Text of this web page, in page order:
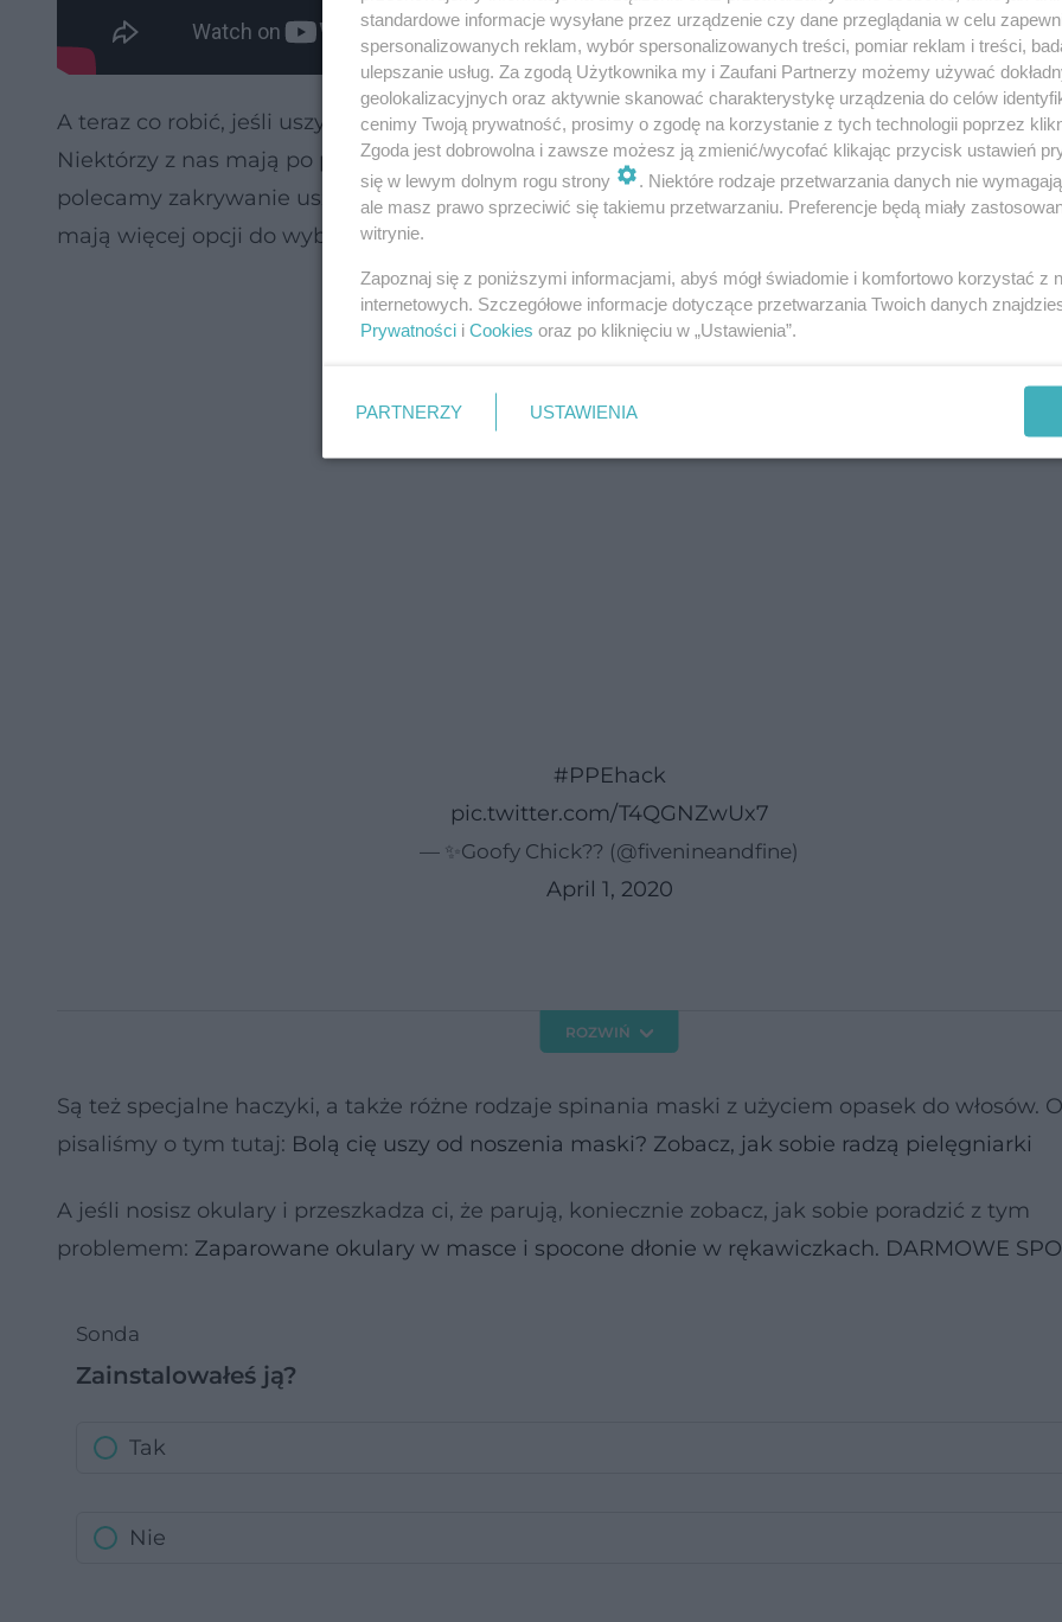
A teraz co robić, jeśli uszy po prostu odstają w maseczce? No cóż, na to nie ma skutecznego
Niektórzy z nas mają po prostu taką budowę anatomiczną. Jeśli bardzo wam to przeszkadza -
polecamy zakrywanie uszu nausznikami, czapką lub opaską. Tutaj panie są bardziej
mają więcej opcji do wyboru. A panowie? Mogą użyć spinacza z tyłu głowy! To działa:
#PPEhack
pic.twitter.com/T4QGNZwUx7
— ✨Goofy Chick?? (@fivenineandfine)
April 1, 2020
ROZWIŃ
Są też specjalne haczyki, a także różne rodzaje spinania maski z użyciem opasek do włosów.
pisaliśmy o tym tutaj: Bolą cię uszy od noszenia maski? Zobacz, jak sobie radzą pielęgniarki
A jeśli nosisz okulary i przeszkadza ci, że parują, koniecznie zobacz, jak sobie poradzić z tym
problemem: Zaparowane okulary w masce i spocone dłonie w rękawiczkach. DARMOWE
Sonda
Zainstalowałeś ją?
Tak
Nie
standardowe informacje wysyłane przez urządzenie czy dane przeglądania w celu
spersonalizowanych reklam, wybór spersonalizowanych treści, pomiar reklam i treści,
ulepszanie usług. Za zgodą Użytkownika my i Zaufani Partnerzy możemy używać
geolokalizacyjnych oraz aktywnie skanować charakterystykę urządzenia do celów
cenimy Twoją prywatność, prosimy o zgodę na korzystanie z tych technologii poprzez
Zgoda jest dobrowolna i zawsze możesz ją zmienić/wycofać klikając przycisk ustawień
się w lewym dolnym rogu strony
. Niektóre rodzaje przetwarzania danych nie
ale masz prawo sprzeciwić się takiemu przetwarzaniu. Preferencje będą miały
witrynie.
Zapoznaj się z poniższymi informacjami, abyś mógł świadomie i komfortowo korzystać z
internetowych. Szczegółowe informacje dotyczące przetwarzania Twoich danych
Prywatności i Cookies oraz po kliknięciu w „Ustawienia”.
PARTNERZY USTAWIENIA